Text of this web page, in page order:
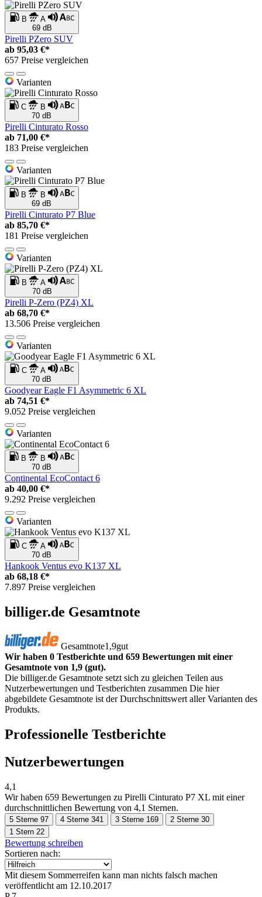
B
A
69 dB
Pirelli PZero SUV
ab 95,03 €*
657 Preise vergleichen
Varianten
C
B
70 dB
Pirelli Cinturato Rosso
ab 71,00 €*
183 Preise vergleichen
Varianten
B
B
69 dB
Pirelli Cinturato P7 Blue
ab 85,70 €*
181 Preise vergleichen
Varianten
B
A
70 dB
Pirelli P-Zero (PZ4) XL
ab 68,70 €*
13.506 Preise vergleichen
Varianten
C
A
70 dB
Goodyear Eagle F1 Asymmetric 6 XL
ab 74,51 €*
9.052 Preise vergleichen
Varianten
B
B
70 dB
Continental EcoContact 6
ab 40,00 €*
9.292 Preise vergleichen
Varianten
C
A
70 dB
Hankook Ventus evo K137 XL
ab 68,18 €*
7.897 Preise vergleichen
billiger.de Gesamtnote
Gesamtnote1,9gut
Wir haben 0 Testberichte und 659 Bewertungen mit einer
Gesamtnote von 1,9 (gut).
Die billiger.de Gesamtnote setzt sich zu gleichen Teilen aus
Nutzerbewertungen und Testberichten zusammen Die hier
abgebildete Gesamtnote ist der Durchschnittswert aller Varianten des
Produkts.
Professionelle Testberichte
Nutzerbewertungen
4,1
Wir haben 659 Bewertungen zu Pirelli Cinturato P7 XL mit einer
durchschnittlichen Bewertung von 4,1 Sternen.
5 Sterne 97 4 Sterne 341 3 Sterne 169 2 Sterne 30
1 Stern 22
Bewertung schreiben
Sortieren nach:
Mit diesem Sommerreifen kann man nichts falsch machen
veröffentlicht am 12.10.2017